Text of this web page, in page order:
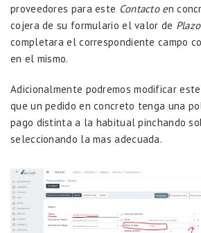
proveedores para este Contacto en
cojera de su formulario el valor de
completara el correspondiente campo
en el mismo.
Adicionalmente podremos modificar
que un pedido en concreto tenga una
pago distinta a la habitual pinchando
seleccionando la mas adecuada.